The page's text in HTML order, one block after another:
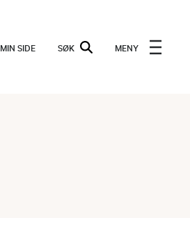
MIN SIDE SØK MENY